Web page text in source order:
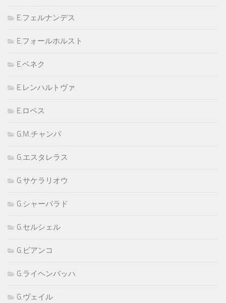
E.フェルナンデス
E.フォールホルスト
E.ベネク
E.レンハルトヴァ
E.ロペス
G.M.チャンパ
G.エスタレラス
G.サケラリオウ
G.シャーパラド
G.セルシェル
G.ビアンコ
G.ライヘンバッハ
G.ヴェイル